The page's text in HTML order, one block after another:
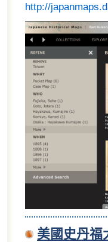
http://
美國史丹福